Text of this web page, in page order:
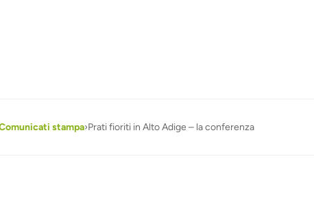
stampa›Prati fioriti in Alto Adige – la conferenza